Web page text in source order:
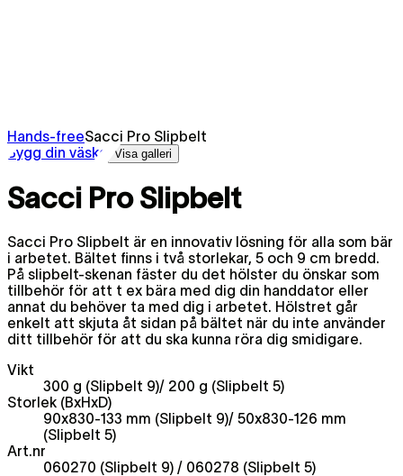
Hands-freeSacci Pro Slipbelt
Bygg din väska
Visa galleri
Sacci Pro Slipbelt
Sacci Pro Slipbelt är en innovativ lösning för alla som bär
i arbetet. Bältet finns i två storlekar, 5 och 9 cm bredd.
På slipbelt-skenan fäster du det hölster du önskar som
tillbehör för att t ex bära med dig din handdator eller
annat du behöver ta med dig i arbetet. Hölstret går
enkelt att skjuta åt sidan på bältet när du inte använder
ditt tillbehör för att du ska kunna röra dig smidigare.
Vikt
300 g (Slipbelt 9)/ 200 g (Slipbelt 5)
Storlek (BxHxD)
90x830-133 mm (Slipbelt 9)/ 50x830-126 mm
(Slipbelt 5)
Art.nr
060270 (Slipbelt 9) / 060278 (Slipbelt 5)